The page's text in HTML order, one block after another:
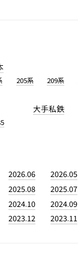
205系 209系
大手私鉄
2026.06 2026.05
2025.08 2025.07
2024.10 2024.09
2023.12 2023.11